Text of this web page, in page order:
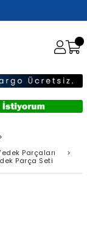
>
Parçaları
>
Parça Seti